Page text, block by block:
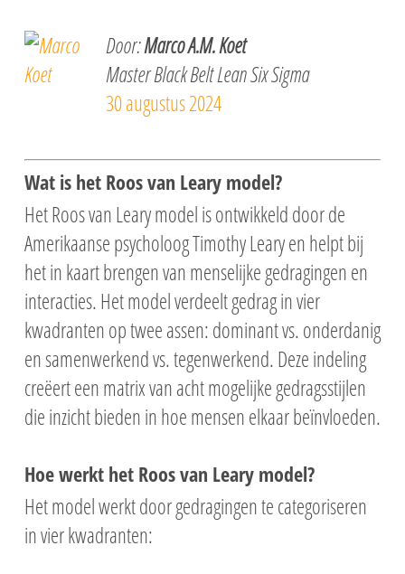
Door:Marco A.M. Koet
Master Black Belt Lean Six Sigma
30 augustus 2024
Wat is het Roos van Leary model?
Het Roos van Leary model is ontwikkeld door de
Amerikaanse psycholoog Timothy Leary en helpt bij
het in kaart brengen van menselijke gedragingen en
interacties. Het model verdeelt gedrag in vier
kwadranten op twee assen: dominant vs. onderdanig
en samenwerkend vs. tegenwerkend. Deze indeling
creëert een matrix van acht mogelijke gedragsstijlen
die inzicht bieden in hoe mensen elkaar beïnvloeden.
Hoe werkt het Roos van Leary model?
Het model werkt door gedragingen te categoriseren
in vier kwadranten: